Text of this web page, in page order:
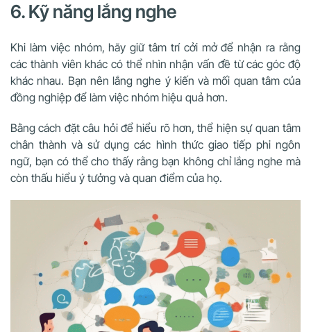
6. Kỹ năng lắng nghe
Khi làm việc nhóm, hãy giữ tâm trí cởi mở để nhận ra rằng
các thành viên khác có thể nhìn nhận vấn đề từ các góc độ
khác nhau. Bạn nên lắng nghe ý kiến và mối quan tâm của
đồng nghiệp để làm việc nhóm hiệu quả hơn.
Bằng cách đặt câu hỏi để hiểu rõ hơn, thể hiện sự quan tâm
chân thành và sử dụng các hình thức giao tiếp phi ngôn
ngữ, bạn có thể cho thấy rằng bạn không chỉ lắng nghe mà
còn thấu hiểu ý tưởng và quan điểm của họ.